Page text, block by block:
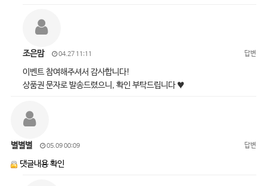
조은맘 04.27 11:11 답변
이벤트 참여해주셔서 감사합니다!
상품권 문자로 발송드렸으니, 확인 부탁드립니다 ♥
별별별 05.09 00:09 답변
댓글내용 확인